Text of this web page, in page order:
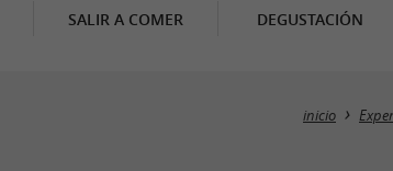
SALIR A COMER DEGUSTACIÓN
inicio